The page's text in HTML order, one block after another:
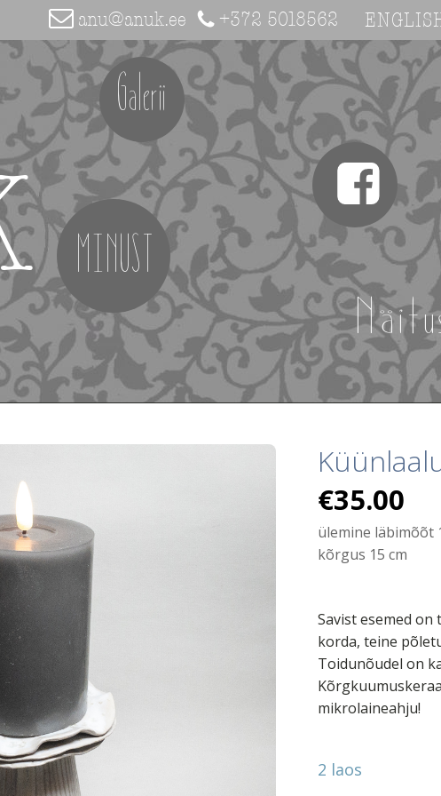
anu@anuk.ee +372 5018562
Galerii
MINUST
€35.00
ülemine läbimõõt
kõrgus 15 cm
Savist esemed
korda, teine
Toidunõudel on
mikrolaineahju!
2 laos